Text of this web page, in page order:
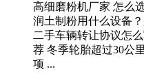
高细磨粉机厂家 怎么
润土制粉用什么设备
二手车辆转让协议怎
荐 冬季轮胎超过30公
项 ...